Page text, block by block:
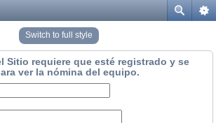
Switch to full style
Sitio requiere que esté registrado y se
ver la nómina del equipo.